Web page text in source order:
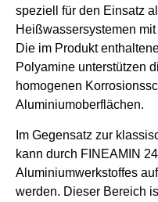
speziell für den Einsatz
Heißwassersystemen
Die im Produkt
Polyamine unterstützen
homogenen
Aluminiumoberflächen.
Im Gegensatz zur
kann durch FINEAMIN
Aluminiumwerkstoffes
werden. Dieser Bereich